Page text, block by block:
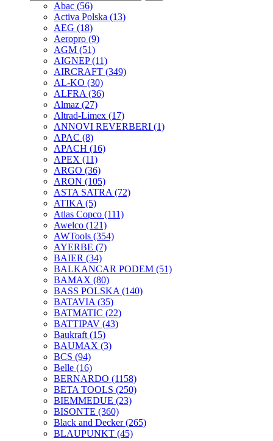
Abac (56)
Activa Polska (13)
AEG (18)
Aeropro (9)
AGM (51)
AIGNEP(11)
AIRCRAFT (349)
AL-KO (30)
ALFRA (36)
Almaz (27)
Altrad-Limex (17)
ANNOVI REVERBERI (1)
APAC (8)
APACH (16)
APEX (11)
ARGO (36)
ARON (105)
ASTA SATRA (72)
ATIKA (5)
Atlas Copco (111)
Awelco (121)
AWTools (354)
AYERBE (7)
BAIER (34)
BALKANCAR PODEM (51)
BAMAX (80)
BASS POLSKA (140)
BATAVIA (35)
BATMATIC (22)
BATTIPAV (43)
Baukraft (15)
BAUMAX (3)
BCS (94)
Belle (16)
BERNARDO (1158)
BETA TOOLS (250)
BIEMMEDUE (23)
BISONTE (360)
Black and Decker(265)
BLAUPUNKT (45)